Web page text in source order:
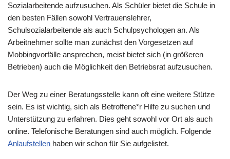
Sozialarbeitende aufzusuchen. Als Schüler bietet die Schule in
den besten Fällen sowohl Vertrauenslehrer,
Schulsozialarbeitende als auch Schulpsychologen an. Als
Arbeitnehmer sollte man zunächst den Vorgesetzen auf
Mobbingvorfälle ansprechen, meist bietet sich (in größeren
Betrieben) auch die Möglichkeit den Betriebsrat aufzusuchen.
Der Weg zu einer Beratungsstelle kann oft eine weitere Stütze
sein. Es ist wichtig, sich als Betroffene*r Hilfe zu suchen und
Unterstützung zu erfahren. Dies geht sowohl vor Ort als auch
online. Telefonische Beratungen sind auch möglich. Folgende
Anlaufstellen haben wir schon für Sie aufgelistet.